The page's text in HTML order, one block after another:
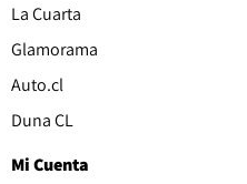
La Cuarta
Glamorama
Auto.cl
Duna CL
Mi Cuenta